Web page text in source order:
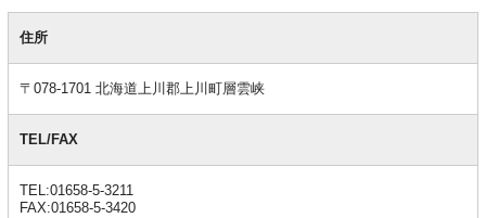
本住所
〒078-1701 北海道上川郡上川町層雲峡
TEL/FAX
TEL:01658-5-3211
FAX:01658-5-3420